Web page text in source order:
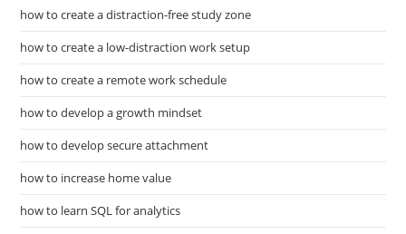
how to create a distraction-free study zone
how to create a low-distraction work setup
how to create a remote work schedule
how to develop a growth mindset
how to develop secure attachment
how to increase home value
how to learn SQL for analytics